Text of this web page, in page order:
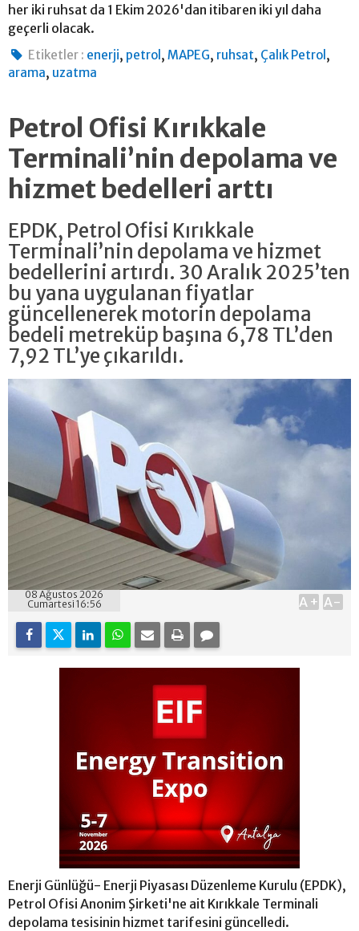
her iki ruhsat da 1 Ekim 2026'dan itibaren iki yıl daha
geçerli olacak.
Etiketler : enerji, petrol ,MAPEG, ruhsat, Çalık Petrol ,
arama, uzatma
Petrol Ofisi Kırıkkale
Terminali’nin depolama ve
hizmet bedelleri arttı
EPDK, Petrol Ofisi Kırıkkale
Terminali’nin depolama ve hizmet
bedellerini artırdı. 30 Aralık 2025’ten
bu yana uygulanan fiyatlar
güncellenerek motorin depolama
bedeli metreküp başına 6,78 TL’den
7,92 TL’ye çıkarıldı.
08 Ağustos 2026
Cumartesi 16:56
A+ A-
Enerji Günlüğü- Enerji Piyasası Düzenleme Kurulu (EPDK),
Petrol Ofisi Anonim Şirketi'ne ait Kırıkkale Terminali
depolama tesisinin hizmet tarifesini güncelledi.